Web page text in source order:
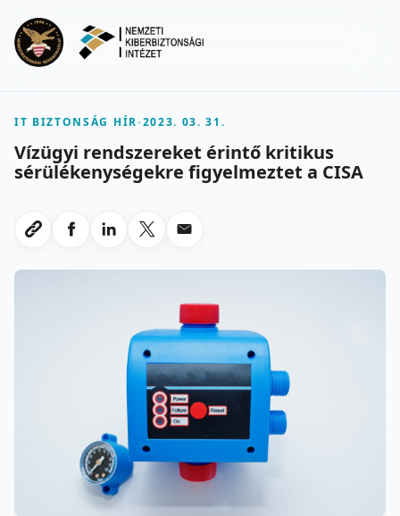
IT BIZTONSÁG HÍR-2023. 03. 31.
Vízügyi rendszereket érintő kritikus
sérülékenységekre figyelmeztet a CISA
Link masolasa
Megosztas Facebookon
Megosztas LinkedInen
Megosztas X-en
Megosztas emailben